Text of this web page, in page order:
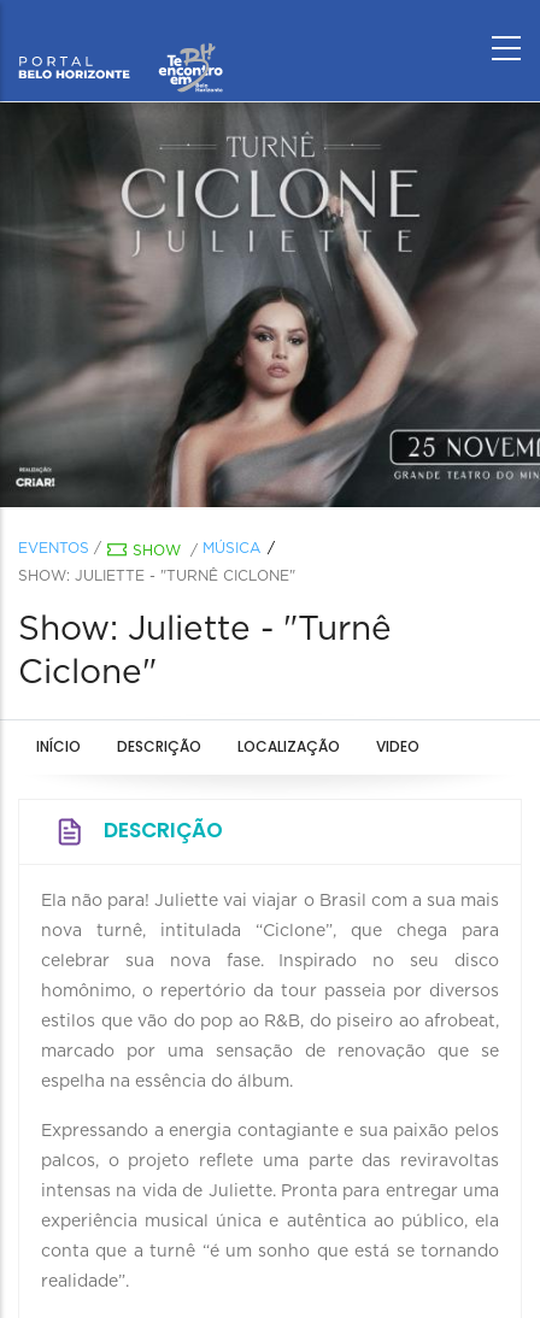
EVENTOS / SHOW / MÚSICA
SHOW: JULIETTE - "TURNÊ CICLONE"
Show: Juliette - "Turnê
Ciclone"
INÍCIO DESCRIÇÃO LOCALIZAÇÃO VIDEO
DESCRIÇÃO
Ela não para! Juliette vai viajar o Brasil com a sua mais
nova turnê, intitulada “Ciclone”, que chega para
celebrar sua nova fase. Inspirado no seu disco
homônimo, o repertório da tour passeia por diversos
estilos que vão do pop ao R&B, do piseiro ao afrobeat,
marcado por uma sensação de renovação que se
espelha na essência do álbum.
Expressando a energia contagiante e sua paixão pelos
palcos, o projeto reflete uma parte das reviravoltas
intensas na vida de Juliette. Pronta para entregar uma
experiência musical única e autêntica ao público, ela
conta que a turnê “é um sonho que está se tornando
realidade”.